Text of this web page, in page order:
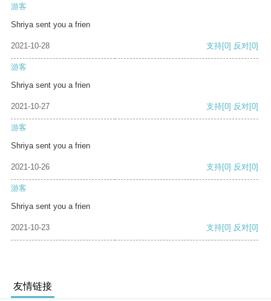
游客
Shriya sent you a frien
2021-10-28 支持[0] 反对[0]
游客
Shriya sent you a frien
2021-10-27 支持[0] 反对[0]
游客
Shriya sent you a frien
2021-10-26 支持[0] 反对[0]
游客
Shriya sent you a frien
2021-10-23 支持[0] 反对[0]
友情链接